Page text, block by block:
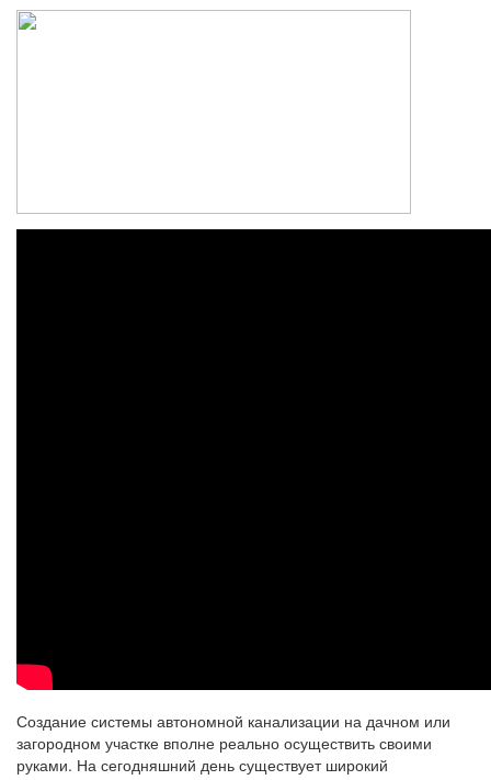
Создание системы автономной канализации на дачном или
загородном участке вполне реально осуществить своими
руками. На сегодняшний день существует широкий